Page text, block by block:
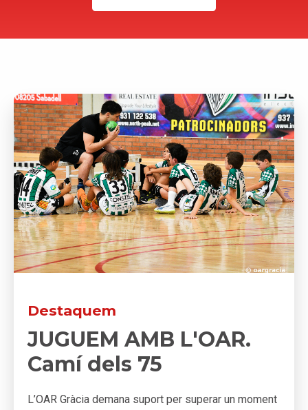
Destaquem
JUGUEM AMB L'OAR.
Camí dels 75
L’OAR Gràcia demana suport per superar un moment